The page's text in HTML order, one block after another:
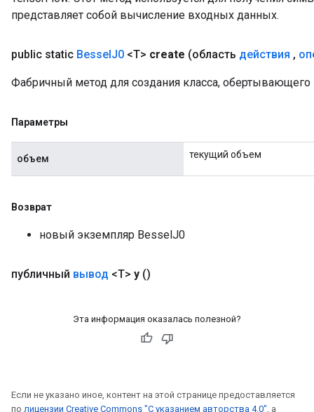
представляет собой вычисление входных данных.
public static BesselJ0 <T> create (область действия ,
Фабричный метод для создания класса,
Параметры
объем текущий объем
Возврат
новый экземпляр BesselJ0
публичный вывод <T> y ()
Эта информация оказалась полезной?
Если не указано иное, контент на этой странице предоставляется
по лицензии Creative Commons "С указанием авторства 4.0", а